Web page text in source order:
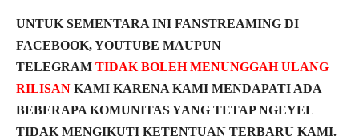
UNTUK SEMENTARA INI FANSTREAMING DI
FACEBOOK, YOUTUBE MAUPUN
TELEGRAM TIDAK BOLEH MENUNGGAH ULANG
RILISAN KAMI KARENA KAMI MENDAPATI ADA
BEBERAPA KOMUNITAS YANG TETAP NGEYEL
TIDAK MENGIKUTI KETENTUAN TERBARU KAMI.